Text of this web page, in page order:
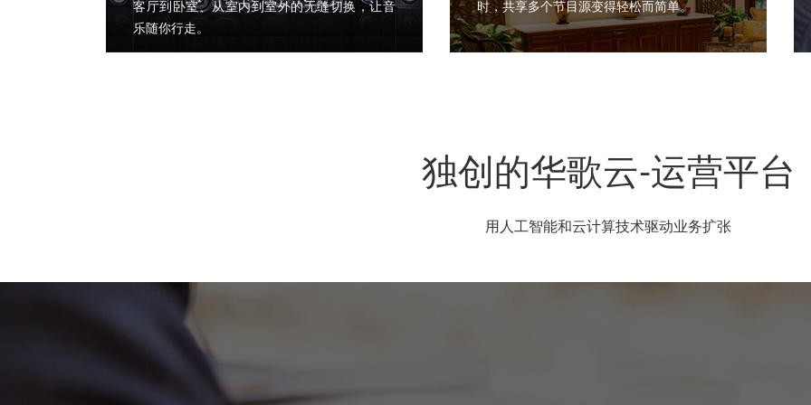
客厅到卧室、从室内到室外的无缝切换，让音
乐随你行走。
时，共享多个节目源变得轻松而简单。
独创的华歌云-运营平台
用人工智能和云计算技术驱动业务扩张